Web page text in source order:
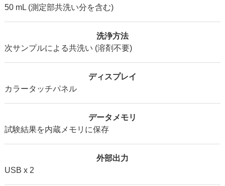
50 mL (測定部共洗い分を含む)
洗浄方法
次サンプルによる共洗い (溶剤不要)
ディスプレイ
カラータッチパネル
データメモリ
試験結果を内蔵メモリに保存
外部出力
USB x 2